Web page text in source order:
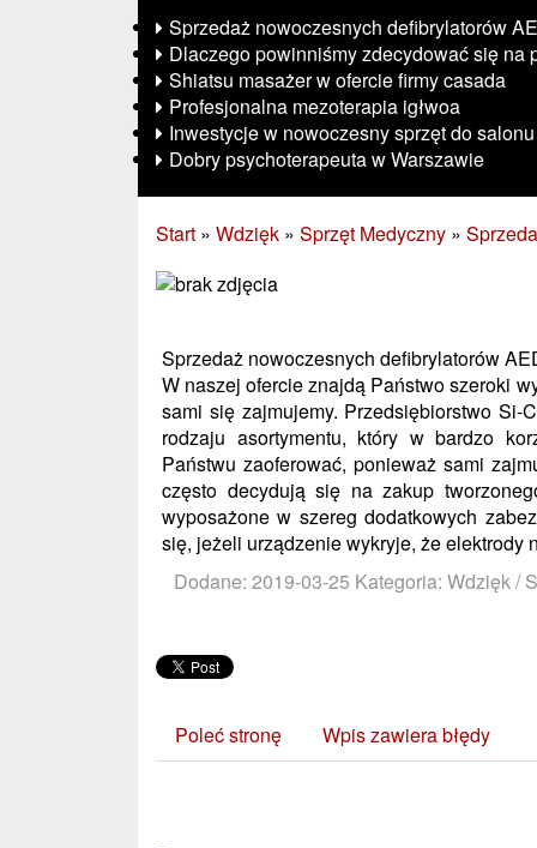
Sprzedaż nowoczesnych defibrylatorów
Dlaczego powinniśmy zdecydować się na
Shiatsu masażer w ofercie firmy casada
Profesjonalna mezoterapia igłwoa
Inwestycje w nowoczesny sprzęt do
Dobry psychoterapeuta w Warszawie
Start » Wdzięk » Sprzęt Medyczny »
Sprzedaż nowoczesnych defibrylatorów
W naszej ofercie znajdą Państwo szeroki
sami się zajmujemy. Przedsiębiorstwo
rodzaju asortymentu, który w bardzo
Państwu zaoferować, ponieważ sami
często decydują się na zakup
wyposażone w szereg dodatkowych
się, jeżeli urządzenie wykryje, że elektrody
Dodane: 2019-03-25 Kategoria: Wdzięk /
Poleć stronę Wpis zawiera błędy